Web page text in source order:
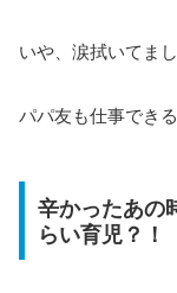
いや、涙拭いてま
パパ友も仕事でき
辛かったあの
らい育児？！